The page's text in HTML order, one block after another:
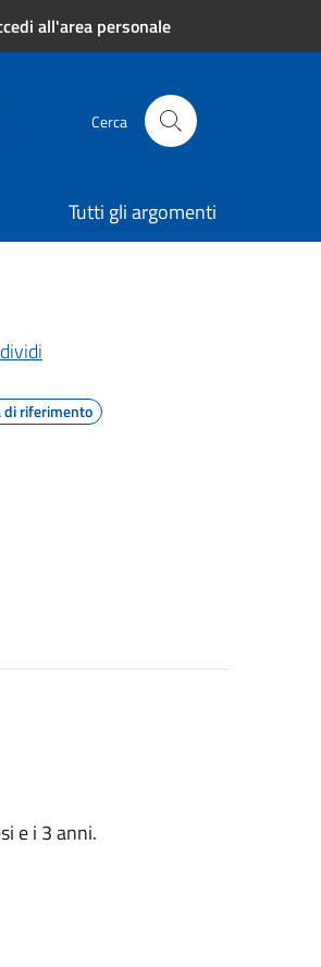
all'area personale
Cerca
Tutti gli argomenti
di riferimento
e i 3 anni.